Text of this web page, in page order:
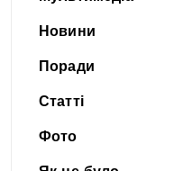
Новини
Поради
Статті
Фото